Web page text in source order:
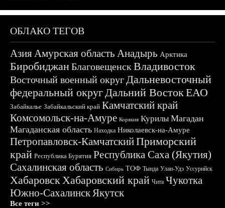
ОБЛАКО ТЕГОВ
АзияАмурская область Анадырь Арктика
БиробиджанБлаговещенскВладивосток
Восточный военный округДальневосточный
федеральный округДальний ВостокЕАО
Забайкалье Забайкальский край Камчатский край
Комсомольск-на-Амуре Корякия Курилы Магадан
Магаданская область Находка Николаевск-на-Амуре
Петропавловск-КамчатскийПриморский
край Республика Бурятия Республика Саха (Якутия)
Сахалинская область Сибирь ТОФ Тында Улан-Удэ Уссурийск
ХабаровскХабаровский край Чита Чукотка
Южно-СахалинскЯкутск
Все теги >>